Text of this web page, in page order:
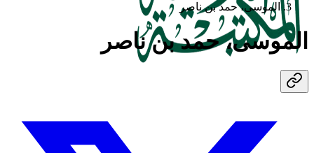
الموسى، حمد بن ناصر
الموسى، حمد بن ناصر